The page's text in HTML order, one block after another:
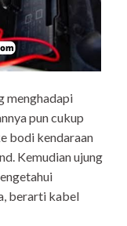
menghadapi
pun cukup
bodi kendaraan
Kemudian ujung
berarti kabel